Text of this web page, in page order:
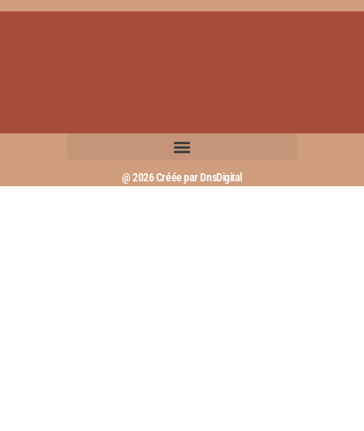
@ 2026 Créée par DnsDigital